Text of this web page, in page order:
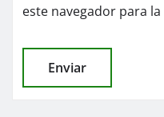
este navegador para